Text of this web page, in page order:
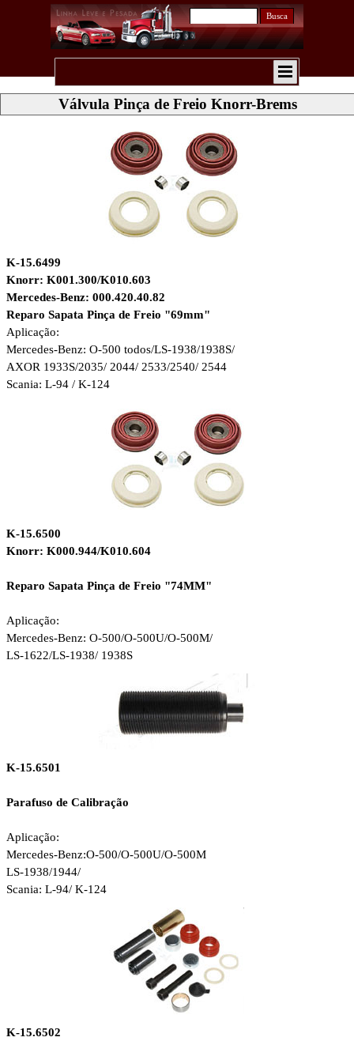
Busca
Válvula Pinça de Freio Knorr-Brems
K-15.6499
Knorr: K001.300/K010.603
Mercedes-Benz: 000.420.40.82
Reparo Sapata Pinça de Freio "69mm"
Aplicação:
Mercedes-Benz: O-500 todos/LS-1938/1938S/
AXOR 1933S/2035/ 2044/ 2533/2540/ 2544
Scania: L-94 / K-124
K-15.6500
Knorr: K000.944/K010.604
Reparo Sapata Pinça de Freio "74MM"
Aplicação:
Mercedes-Benz: O-500/O-500U/O-500M/
LS-1622/LS-1938/ 1938S
K-15.6501
Parafuso de Calibração
Aplicação:
Mercedes-Benz:O-500/O-500U/O-500M
LS-1938/1944/
Scania: L-94/ K-124
K-15.6502